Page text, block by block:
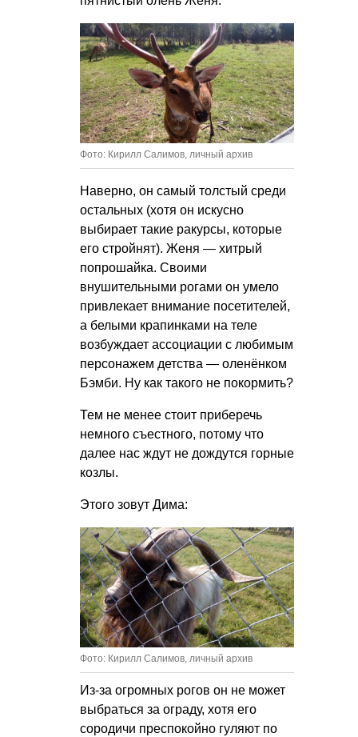
Фото: Кирилл Салимов, личный архив
Наверно, он самый толстый среди
остальных (хотя он искусно
выбирает такие ракурсы, которые
его стройнят). Женя — хитрый
попрошайка. Своими
внушительными рогами он умело
привлекает внимание посетителей,
а белыми крапинками на теле
возбуждает ассоциации с любимым
персонажем детства — оленёнком
Бэмби. Ну как такого не покормить?
Тем не менее стоит приберечь
немного съестного, потому что
далее нас ждут не дождутся горные
козлы.
Этого зовут Дима:
Фото: Кирилл Салимов, личный архив
Из-за огромных рогов он не может
выбраться за ограду, хотя его
сородичи преспокойно гуляют по